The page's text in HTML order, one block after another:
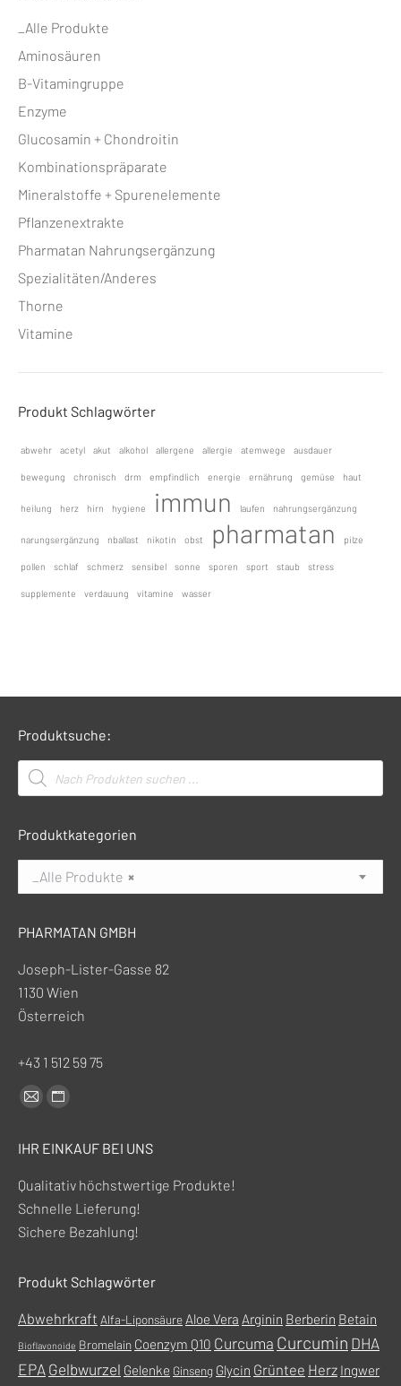
_Alle Produkte
Aminosäuren
B-Vitamingruppe
Enzyme
Glucosamin + Chondroitin
Kombinationspräparate
Mineralstoffe + Spurenelemente
Pflanzenextrakte
Pharmatan Nahrungsergänzung
Spezialitäten/Anderes
Thorne
Vitamine
Produkt Schlagwörter
abwehr acetyl akut alkohol allergene allergie atemwege ausdauer
bewegung chronisch drm empfindlich energie ernährung gemüse haut
heilung herz hirn hygiene immun laufen nahrungsergänzung
narungsergänzung nballast nikotin obst pharmatan pilze
pollen schlaf schmerz sensibel sonne sporen sport staub stress
supplemente verdauung vitamine wasser
Produktsuche:
Products
search
Produktkategorien
×
_Alle Produkte
PHARMATAN GMBH
Joseph-Lister-Gasse 82
1130 Wien
Österreich
+43 1 512 59 75
Finden Sie uns auf:
E-
Seite
geöffnet
Website-
wird
neuen
IHR EINKAUF BEI UNS
Qualitativ höchstwertige Produkte!
Schnelle Lieferung!
Sichere Bezahlung!
Produkt Schlagwörter
Abwehrkraft Alfa-Liponsäure Aloe Vera Arginin Berberin Betain
Bioflavonoide Bromelain Coenzym Q10 Curcuma Curcumin DHA
EPA Gelbwurzel Gelenke Ginseng Glycin Grüntee Herz Ingwer